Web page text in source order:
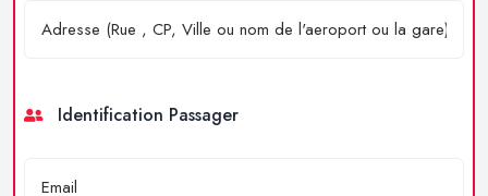
Identification Passager